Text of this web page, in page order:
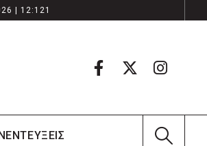
| 12:121